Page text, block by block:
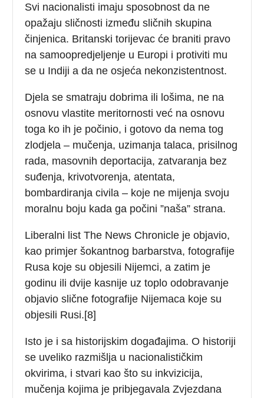
Svi nacionalisti imaju sposobnost da ne
opažaju sličnosti između sličnih skupina
činjenica. Britanski torijevac će braniti pravo
na samoopredjeljenje u Europi i protiviti mu
se u Indiji a da ne osjeća nekonzistentnost.
Djela se smatraju dobrima ili lošima, ne na
osnovu vlastite meritornosti već na osnovu
toga ko ih je počinio, i gotovo da nema tog
zlodjela – mučenja, uzimanja talaca, prisilnog
rada, masovnih deportacija, zatvaranja bez
suđenja, krivotvorenja, atentata,
bombardiranja civila – koje ne mijenja svoju
moralnu boju kada ga počini ”naša” strana.
Liberalni list The News Chronicle je objavio,
kao primjer šokantnog barbarstva, fotografije
Rusa koje su objesili Nijemci, a zatim je
godinu ili dvije kasnije uz toplo odobravanje
objavio slične fotografije Nijemaca koje su
objesili Rusi.[8]
Isto je i sa historijskim događajima. O historiji
se uveliko razmišlja u nacionalističkim
okvirima, i stvari kao što su inkvizicija,
mučenja kojima je pribjegavala Zvjezdana